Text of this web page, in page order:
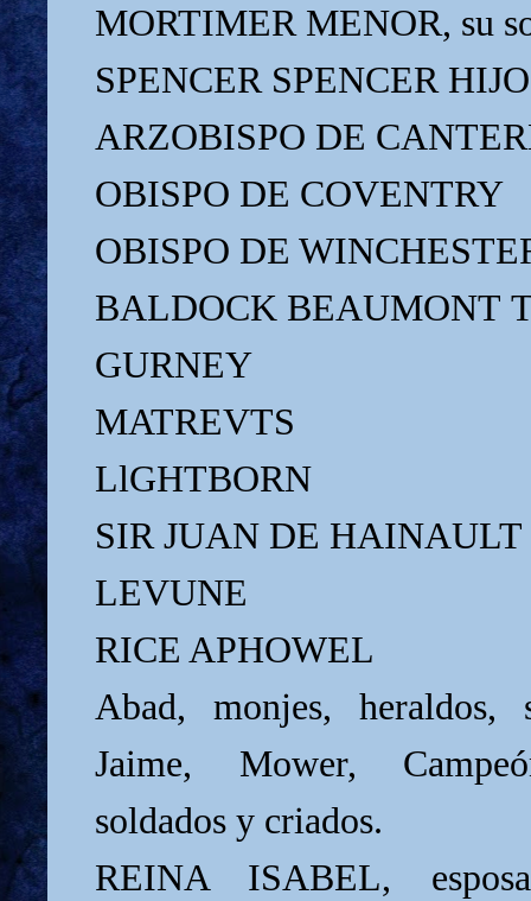
MORTIMER MENOR, su
SPENCER SPENCER HIJO
ARZOBISPO DE
OBISPO DE COVENTRY
OBISPO DE
BALDOCK BEAUMONT
GURNEY
MATREVTS
LlGHTBORN
SIR JUAN DE HAINAULT
LEVUNE
RICE APHOWEL
Abad, monjes, heraldos,
Jaime, Mower,
soldados y criados.
REINA ISABEL,